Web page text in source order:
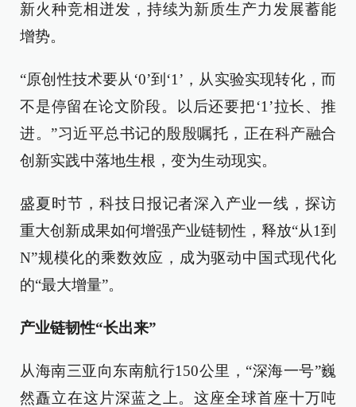
新火种竞相迸发，持续为新质生产力发展蓄能
增势。
“原创性技术要从‘0’到‘1’，从实验实现转化，而
不是停留在论文阶段。以后还要把‘1’拉长、推
进。”习近平总书记的殷殷嘱托，正在科产融合
创新实践中落地生根，变为生动现实。
盛夏时节，科技日报记者深入产业一线，探访
重大创新成果如何增强产业链韧性，释放“从1到
N”规模化的乘数效应，成为驱动中国式现代化
的“最大增量”。
产业链韧性“长出来”
从海南三亚向东南航行150公里，“深海一号”巍
然矗立在这片深蓝之上。这座全球首座十万吨